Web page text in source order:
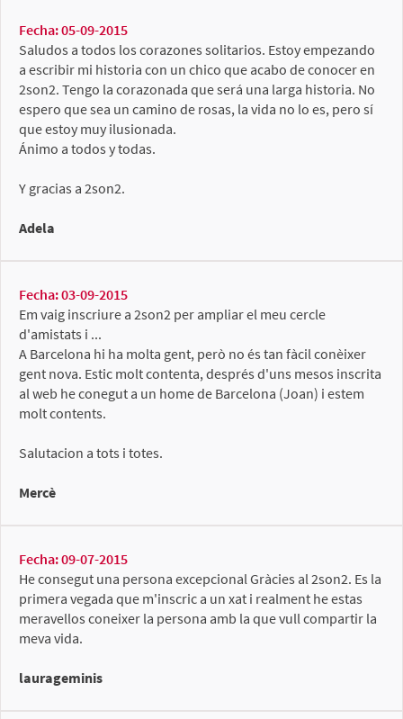
Fecha: 05-09-2015
Saludos a todos los corazones solitarios. Estoy empezando
a escribir mi historia con un chico que acabo de conocer en
2son2. Tengo la corazonada que será una larga historia. No
espero que sea un camino de rosas, la vida no lo es, pero sí
que estoy muy ilusionada.
Ánimo a todos y todas.
Y gracias a 2son2.
Adela
Fecha: 03-09-2015
Em vaig inscriure a 2son2 per ampliar el meu cercle
d'amistats i ...
A Barcelona hi ha molta gent, però no és tan fàcil conèixer
gent nova. Estic molt contenta, després d'uns mesos inscrita
al web he conegut a un home de Barcelona (Joan) i estem
molt contents.
Salutacion a tots i totes.
Mercè
Fecha: 09-07-2015
He consegut una persona excepcional Gràcies al 2son2. Es la
primera vegada que m'inscric a un xat i realment he estas
meravellos coneixer la persona amb la que vull compartir la
meva vida.
laurageminis